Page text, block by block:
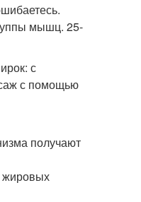
мышц. 25-
с
с помощью
получают
жировых